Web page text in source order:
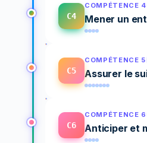
C4
COMPÉTENCE 4
Mener un
C5
COMPÉTENCE 5
Assurer le
C6
COMPÉTENCE 6
Anticiper et